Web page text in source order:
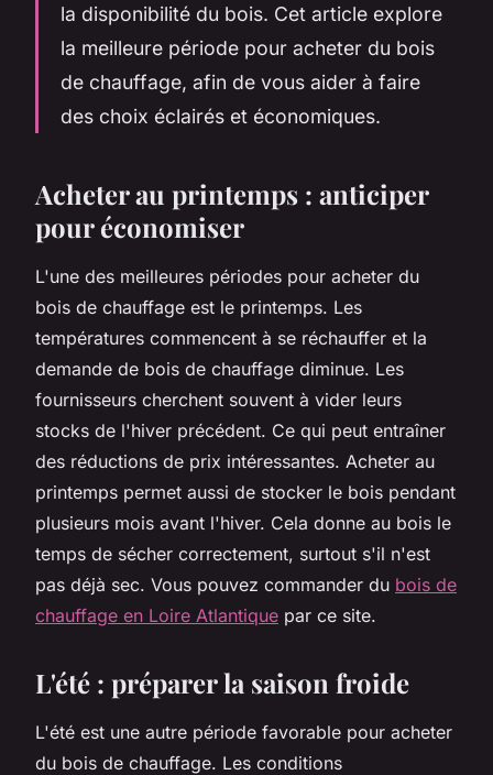
la disponibilité du bois. Cet article explore
la meilleure période pour acheter du bois
de chauffage, afin de vous aider à faire
des choix éclairés et économiques.
Acheter au printemps : anticiper
pour économiser
L'une des meilleures périodes pour acheter du
bois de chauffage est le printemps. Les
températures commencent à se réchauffer et la
demande de bois de chauffage diminue. Les
fournisseurs cherchent souvent à vider leurs
stocks de l'hiver précédent. Ce qui peut entraîner
des réductions de prix intéressantes. Acheter au
printemps permet aussi de stocker le bois pendant
plusieurs mois avant l'hiver. Cela donne au bois le
temps de sécher correctement, surtout s'il n'est
pas déjà sec. Vous pouvez commander du bois de
chauffage en Loire Atlantique par ce site.
L'été : préparer la saison froide
L'été est une autre période favorable pour acheter
du bois de chauffage. Les conditions